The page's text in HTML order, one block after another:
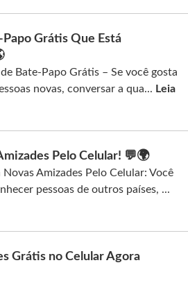
Grátis Que Está
Bate-Papo Grátis – Se você gosta
novas, conversar a qua... Leia
Pelo Celular! 💬🌍
Amizades Pelo Celular: Você
pessoas de outros países, ...
Grátis no Celular Agora